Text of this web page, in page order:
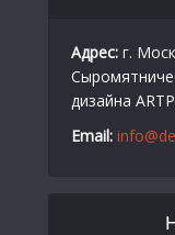
Адрес: г.
дизайна
Email: